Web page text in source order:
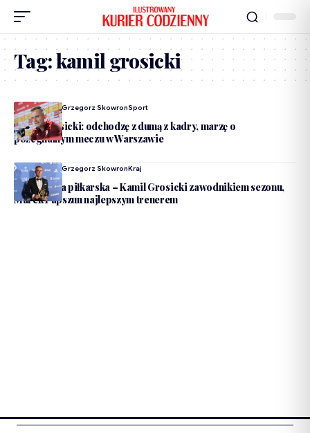
Tag:kamil grosicki
Dodane PrzezGrzegorz SkowronSport
Kamil Grosicki: odchodzę z dumą z kadry, marzę o
pożegnalnym meczu w Warszawie
Dodane Przez Grzegorz SkowronKraj
Ekstraklasa piłkarska – Kamil Grosicki zawodnikiem sezonu,
Marek Papszun najlepszym trenerem